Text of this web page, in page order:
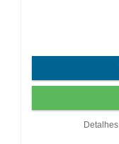
Detalhes